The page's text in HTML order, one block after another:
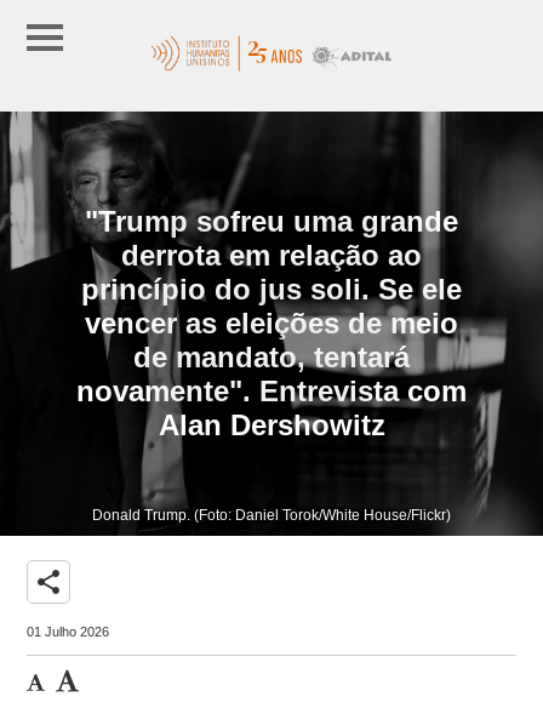
"Trump sofreu uma grande
derrota em relação ao
princípio do jus soli. Se ele
vencer as eleições de meio
de mandato, tentará
novamente". Entrevista com
Alan Dershowitz
Donald Trump. (Foto: Daniel Torok/White House/Flickr)
share
01 Julho 2026